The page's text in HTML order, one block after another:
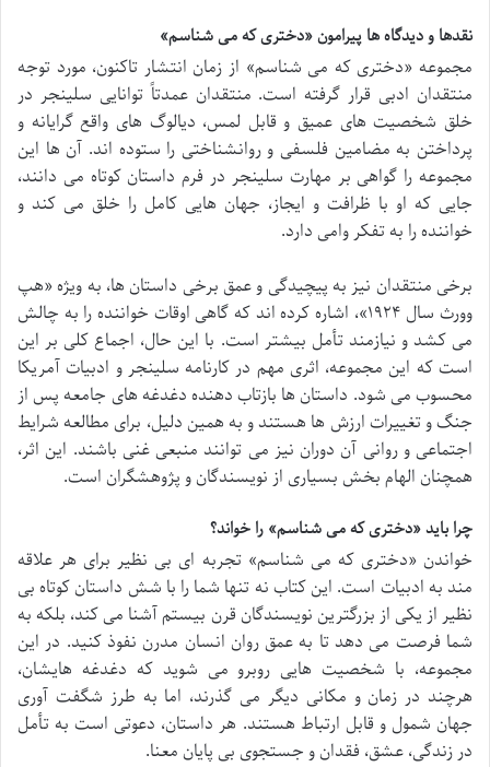
نقدها و دیدگاه ها پیرامون «دختری که می شناسم»
مجموعه «دختری که می شناسم» از زمان انتشار تاکنون، مورد توجه
منتقدان ادبی قرار گرفته است. منتقدان عمدتاً توانایی سلینجر در
خلق شخصیت های عمیق و قابل لمس، دیالوگ های واقع گرایانه و
پرداختن به مضامین فلسفی و روانشناختی را ستوده اند. آن ها این
مجموعه را گواهی بر مهارت سلینجر در فرم داستان کوتاه می دانند،
جایی که او با ظرافت و ایجاز، جهان هایی کامل را خلق می کند و
خواننده را به تفکر وامی دارد.
برخی منتقدان نیز به پیچیدگی و عمق برخی داستان ها، به ویژه «هپ
وورث سال ۱۹۲۴»، اشاره کرده اند که گاهی اوقات خواننده را به چالش
می کشد و نیازمند تأمل بیشتر است. با این حال، اجماع کلی بر این
است که این مجموعه، اثری مهم در کارنامه سلینجر و ادبیات آمریکا
محسوب می شود. داستان ها بازتاب دهنده دغدغه های جامعه پس از
جنگ و تغییرات ارزش ها هستند و به همین دلیل، برای مطالعه شرایط
اجتماعی و روانی آن دوران نیز می توانند منبعی غنی باشند. این اثر،
همچنان الهام بخش بسیاری از نویسندگان و پژوهشگران است.
چرا باید «دختری که می شناسم» را خواند؟
خواندن «دختری که می شناسم» تجربه ای بی نظیر برای هر علاقه
مند به ادبیات است. این کتاب نه تنها شما را با شش داستان کوتاه بی
نظیر از یکی از بزرگترین نویسندگان قرن بیستم آشنا می کند، بلکه به
شما فرصت می دهد تا به عمق روان انسان مدرن نفوذ کنید. در این
مجموعه، با شخصیت هایی روبرو می شوید که دغدغه هایشان،
هرچند در زمان و مکانی دیگر می گذرند، اما به طرز شگفت آوری
جهان شمول و قابل ارتباط هستند. هر داستان، دعوتی است به تأمل
در زندگی، عشق، فقدان و جستجوی بی پایان معنا.